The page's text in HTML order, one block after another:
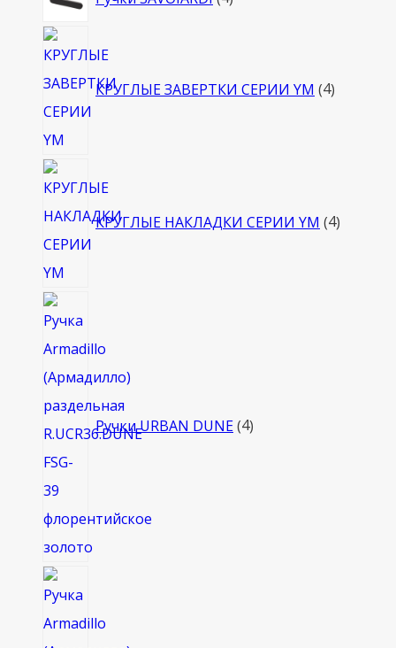
КРУГЛЫЕ ЗАВЕРТКИ СЕРИИ YM 4
КРУГЛЫЕ НАКЛАДКИ СЕРИИ YM 4
Ручки URBAN DUNE 4